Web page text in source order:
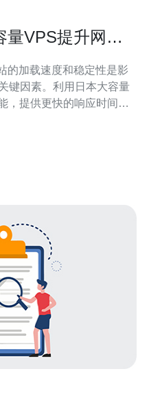
量VPS提升网站
的加载速度和稳定性是影
键因素。利用日本大容量
，提供更快的响应时间和
脱颖而出，是提升网站